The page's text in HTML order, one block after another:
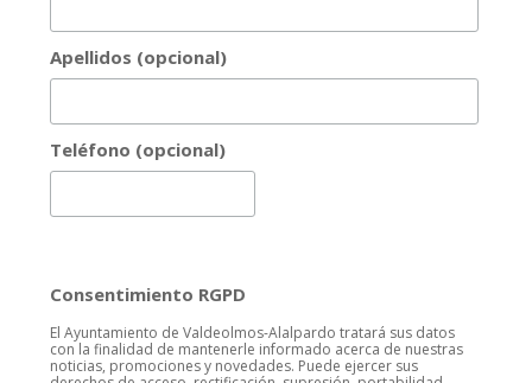
Apellidos (opcional)
Teléfono (opcional)
Consentimiento RGPD
El Ayuntamiento de Valdeolmos-Alalpardo tratará sus datos
con la finalidad de mantenerle informado acerca de nuestras
noticias, promociones y novedades. Puede ejercer sus